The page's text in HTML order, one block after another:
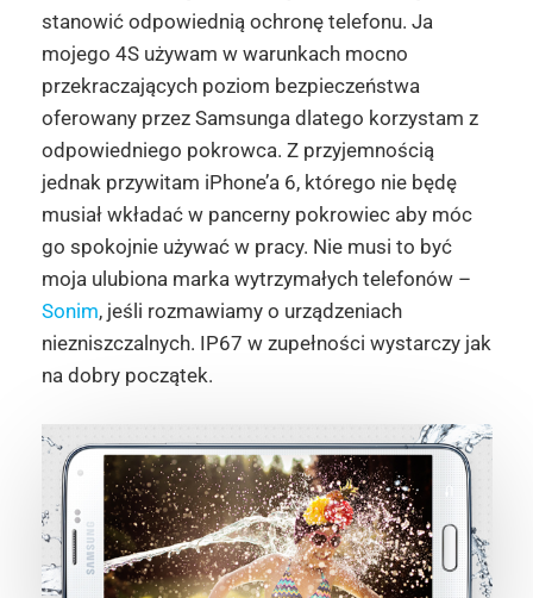
stanowić odpowiednią ochronę telefonu. Ja
mojego 4S używam w warunkach mocno
przekraczających poziom bezpieczeństwa
oferowany przez Samsunga dlatego korzystam z
odpowiedniego pokrowca. Z przyjemnością
jednak przywitam iPhone’a 6, którego nie będę
musiał wkładać w pancerny pokrowiec aby móc
go spokojnie używać w pracy. Nie musi to być
moja ulubiona marka wytrzymałych telefonów –
Sonim, jeśli rozmawiamy o urządzeniach
niezniszczalnych. IP67 w zupełności wystarczy jak
na dobry początek.